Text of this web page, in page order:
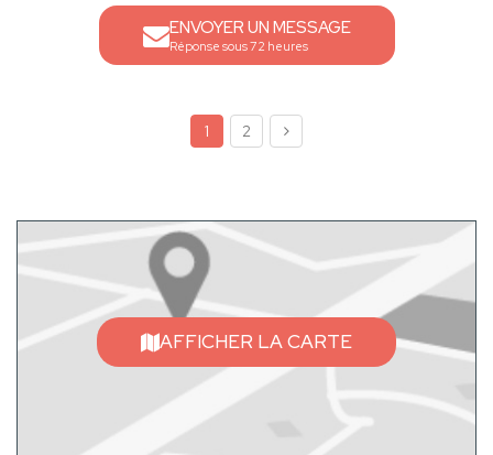
ENVOYER UN MESSAGE
Réponse sous 72 heures
1 2
AFFICHER LA CARTE